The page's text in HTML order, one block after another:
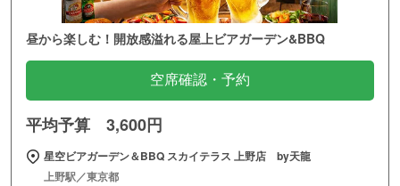
昼から楽しむ！開放感溢れる屋上ビアガーデン&BBQ
空席確認・予約
平均予算 3,600円
星空ビアガーデン＆BBQ スカイテラス 上野店 by天龍
上野駅／東京都